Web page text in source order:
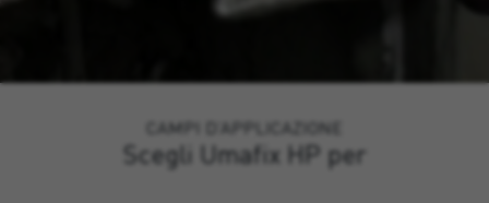
CAMPI D’APPLICAZIONE
Scegli Umafix HP per